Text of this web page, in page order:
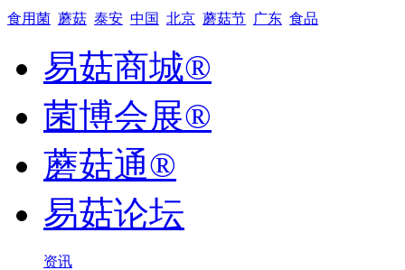
食用菌 蘑菇 泰安 中国 北京 蘑菇节 广东 食品
易菇商城®
菌博会展®
蘑菇通®
易菇论坛
资讯